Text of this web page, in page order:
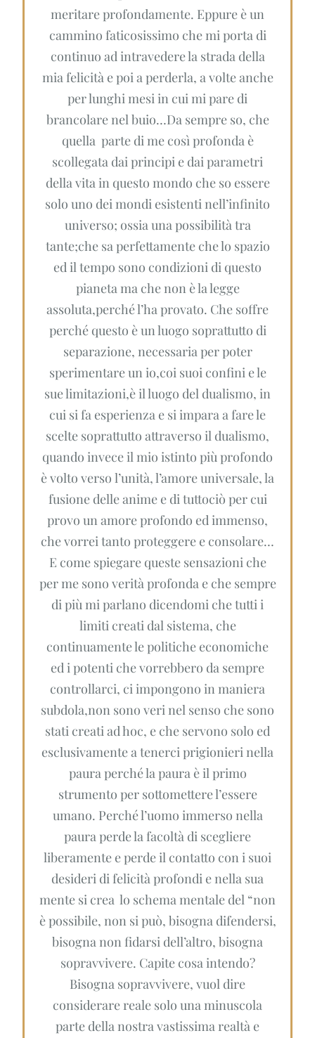
meritare profondamente. Eppure è un
cammino faticosissimo che mi porta di
continuo ad intravedere la strada della
mia felicità e poi a perderla, a volte anche
per lunghi mesi in cui mi pare di
brancolare nel buio…Da sempre so, che
quella parte di me così profonda è
scollegata dai principi e dai parametri
della vita in questo mondo che so essere
solo uno dei mondi esistenti nell’infinito
universo; ossia una possibilità tra
tante;che sa perfettamente che lo spazio
ed il tempo sono condizioni di questo
pianeta ma che non è la legge
assoluta,perché l’ha provato. Che soffre
perché questo è un luogo soprattutto di
separazione, necessaria per poter
sperimentare un io,coi suoi confini e le
sue limitazioni,è il luogo del dualismo, in
cui si fa esperienza e si impara a fare le
scelte soprattutto attraverso il dualismo,
quando invece il mio istinto più profondo
è volto verso l’unità, l’amore universale, la
fusione delle anime e di tuttociò per cui
provo un amore profondo ed immenso,
che vorrei tanto proteggere e consolare…
E come spiegare queste sensazioni che
per me sono verità profonda e che sempre
di più mi parlano dicendomi che tutti i
limiti creati dal sistema, che
continuamente le politiche economiche
ed i potenti che vorrebbero da sempre
controllarci, ci impongono in maniera
subdola,non sono veri nel senso che sono
stati creati ad hoc, e che servono solo ed
esclusivamente a tenerci prigionieri nella
paura perché la paura è il primo
strumento per sottomettere l’essere
umano. Perché l’uomo immerso nella
paura perde la facoltà di scegliere
liberamente e perde il contatto con i suoi
desideri di felicità profondi e nella sua
mente si crea lo schema mentale del “non
è possibile, non si può, bisogna difendersi,
bisogna non fidarsi dell’altro, bisogna
sopravvivere. Capite cosa intendo?
Bisogna sopravvivere, vuol dire
considerare reale solo una minuscola
parte della nostra vastissima realtà e